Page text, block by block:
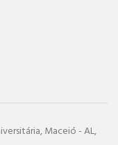
Maceió - AL,